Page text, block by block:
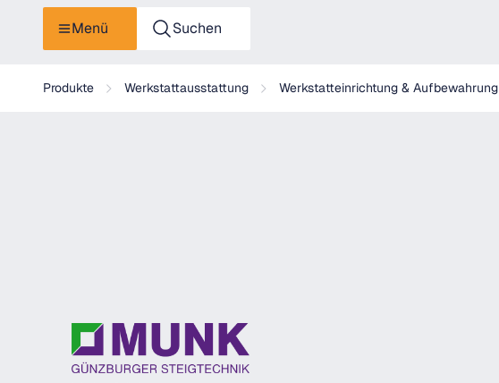
Menü Suchen
Produkte Werkstattausstattung Werkstatteinrichtung & Aufbewahrung
Munk Mehrzügige Steigleiter mit Rückenschutz (Bau) Aluminium eloxiert